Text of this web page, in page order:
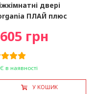
двері
ПЛАЙ плюс
грн
Є в наявності
У КОШИК